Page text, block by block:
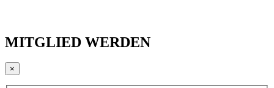
MITGLIED WERDEN
×